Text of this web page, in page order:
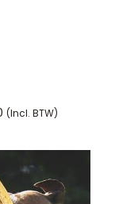
(incl. BTW)